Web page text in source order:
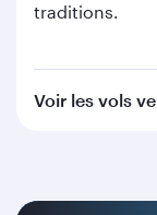
traditions.
Voir les vols